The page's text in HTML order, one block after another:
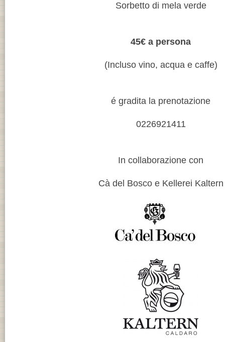
Sorbetto di mela verde
45€ a persona
(Incluso vino, acqua e caffe)
é gradita la prenotazione
0226921411
In collaborazione con
Cà del Bosco e Kellerei Kaltern